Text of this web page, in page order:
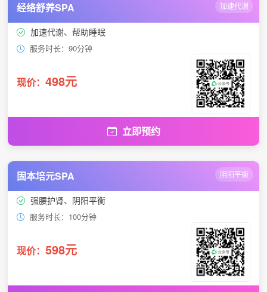
经络舒养SPA 加速代谢
加速代谢、帮助睡眠
服务时长：90分钟
现价： 498元
立即预约
固本培元SPA 阴阳平衡
强腰护肾、阴阳平衡
服务时长：100分钟
现价： 598元